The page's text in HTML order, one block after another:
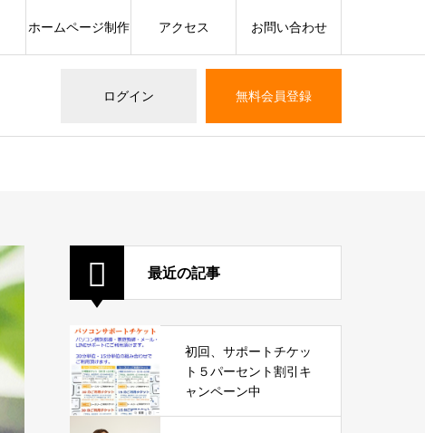
ログイン 無料会員登録
ホームページ制作 アクセス お問い合わせ
最近の記事
初回、サポートチケッ
ト５パーセント割引キ
ャンペーン中